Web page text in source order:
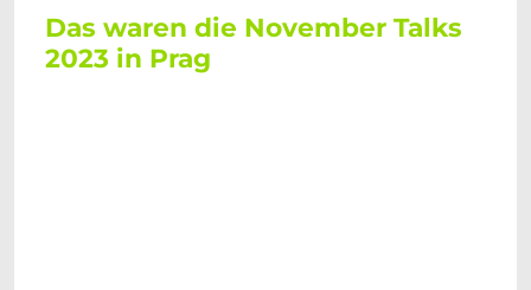
Das waren die November Talks
2023 in Prag